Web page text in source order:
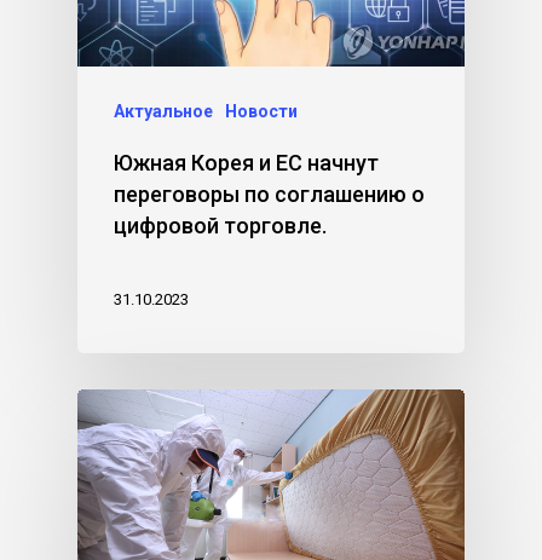
Актуальное Новости
Южная Корея и ЕС начнут
переговоры по соглашению о
цифровой торговле.
31.10.2023